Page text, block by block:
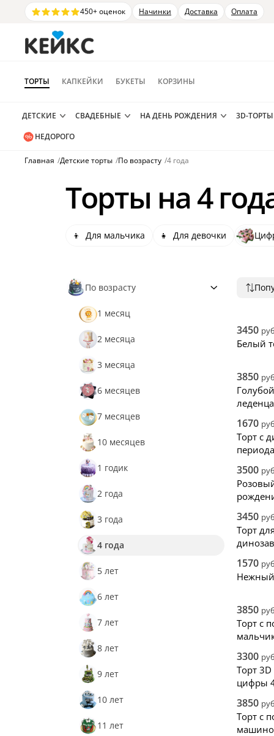
450+ оценок Начинки Доставка Оплата
ТОРТЫ КАПКЕЙКИ БУКЕТЫ КОРЗИНЫ
ДЕТСКИЕ СВАДЕБНЫЕ НА ДЕНЬ РОЖДЕНИЯ 3D-ТОРТЫ
НЕДОРОГО
Главная /Детские торты /По возрасту /4 года
Торты на 4
👦 Для мальчика 👧 Для девочки
По возрасту
1 месяц
2 месяца
3 месяца
6 месяцев
7 месяцев
10 месяцев
1 годик
2 года
3 года
4 года
5 лет
6 лет
7 лет
8 лет
9 лет
10 лет
11 лет
3450
Белый
3850
1670
Торт с
периода
3500
3450
Торт
1570
Нежный
3850
Торт с
3300
Торт
цифры
3850
Торт с